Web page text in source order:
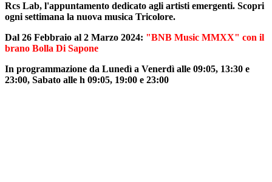
Rcs Lab, l'appuntamento dedicato agli artisti emergenti. Scopri
ogni settimana la nuova musica Tricolore.
Dal 26 Febbraio al 2 Marzo 2024: "BNB Music MMXX" con il
brano Bolla Di Sapone
In programmazione da Lunedì a Venerdì alle 09:05, 13:30 e
23:00, Sabato alle h 09:05, 19:00 e 23:00